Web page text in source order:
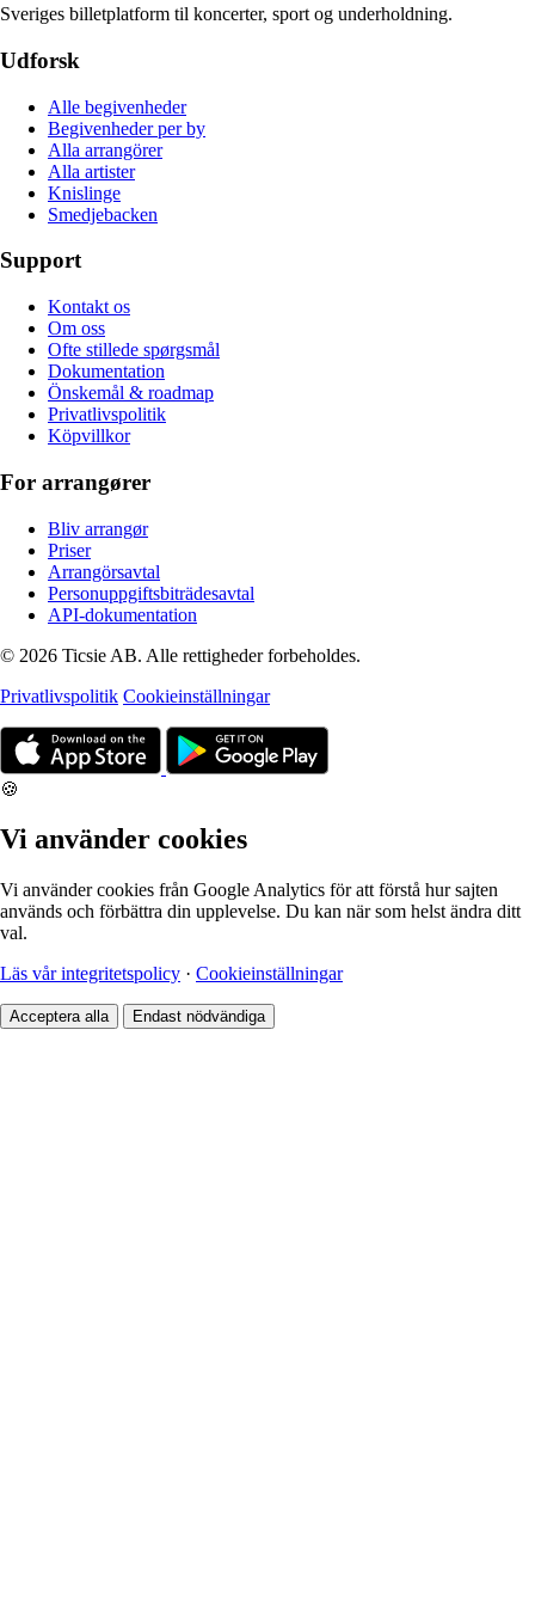
Sveriges billetplatform til koncerter, sport og underholdning.
Udforsk
Alle begivenheder
Begivenheder per by
Alla arrangörer
Alla artister
Knislinge
Smedjebacken
Support
Kontakt os
Om oss
Ofte stillede spørgsmål
Dokumentation
Önskemål & roadmap
Privatlivspolitik
Köpvillkor
For arrangører
Bliv arrangør
Priser
Arrangörsavtal
Personuppgiftsbiträdesavtal
API-dokumentation
© 2026 Ticsie AB. Alle rettigheder forbeholdes.
Privatlivspolitik Cookieinställningar
🍪
Vi använder cookies
Vi använder cookies från Google Analytics för att förstå hur sajten
används och förbättra din upplevelse. Du kan när som helst ändra ditt
val.
Läs vår integritetspolicy · Cookieinställningar
Acceptera alla Endast nödvändiga